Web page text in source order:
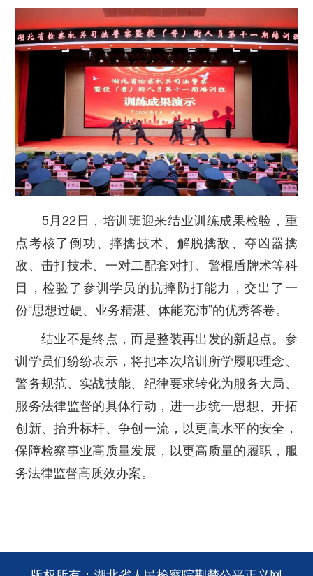
5月22日，培训班迎来结业训练成果检验，重
点考核了倒功、摔擒技术、解脱擒敌、夺凶器擒
敌、击打技术、一对二配套对打、警棍盾牌术等科
目，检验了参训学员的抗摔防打能力，交出了一
份“思想过硬、业务精湛、体能充沛”的优秀答卷。
结业不是终点，而是整装再出发的新起点。参
训学员们纷纷表示，将把本次培训所学履职理念、
警务规范、实战技能、纪律要求转化为服务大局、
服务法律监督的具体行动，进一步统一思想、开拓
创新、抬升标杆、争创一流，以更高水平的安全，
保障检察事业高质量发展，以更高质量的履职，服
务法律监督高质效办案。